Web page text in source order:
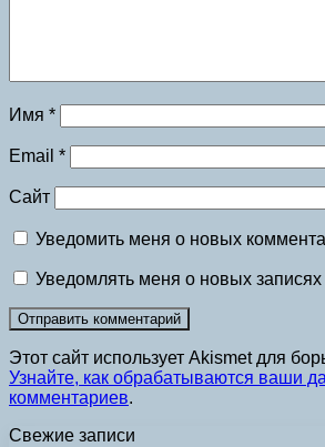
Имя *
Email *
Сайт
Уведомить меня о новых
Уведомлять меня о новых записях
Этот сайт использует Akismet для
Узнайте, как обрабатываются ваши
комментариев.
Свежие записи